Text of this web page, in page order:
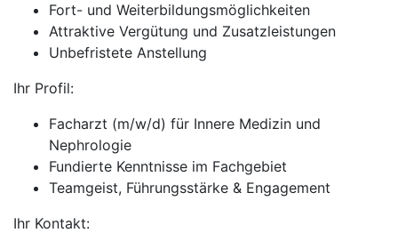
Fort- und Weiterbildungsmöglichkeiten
Attraktive Vergütung und Zusatzleistungen
Unbefristete Anstellung
Ihr Profil:
Facharzt (m/w/d) für Innere Medizin und
Nephrologie
Fundierte Kenntnisse im Fachgebiet
Teamgeist, Führungsstärke & Engagement
Ihr Kontakt: